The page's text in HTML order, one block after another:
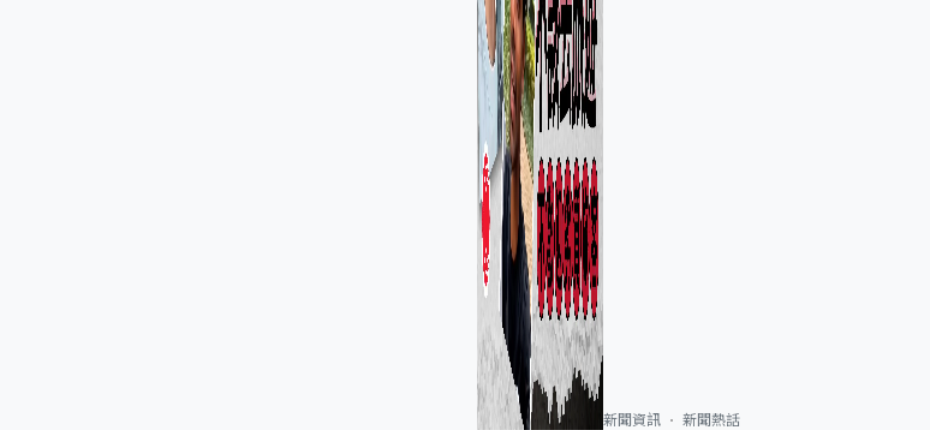
新聞資訊 新聞熱話